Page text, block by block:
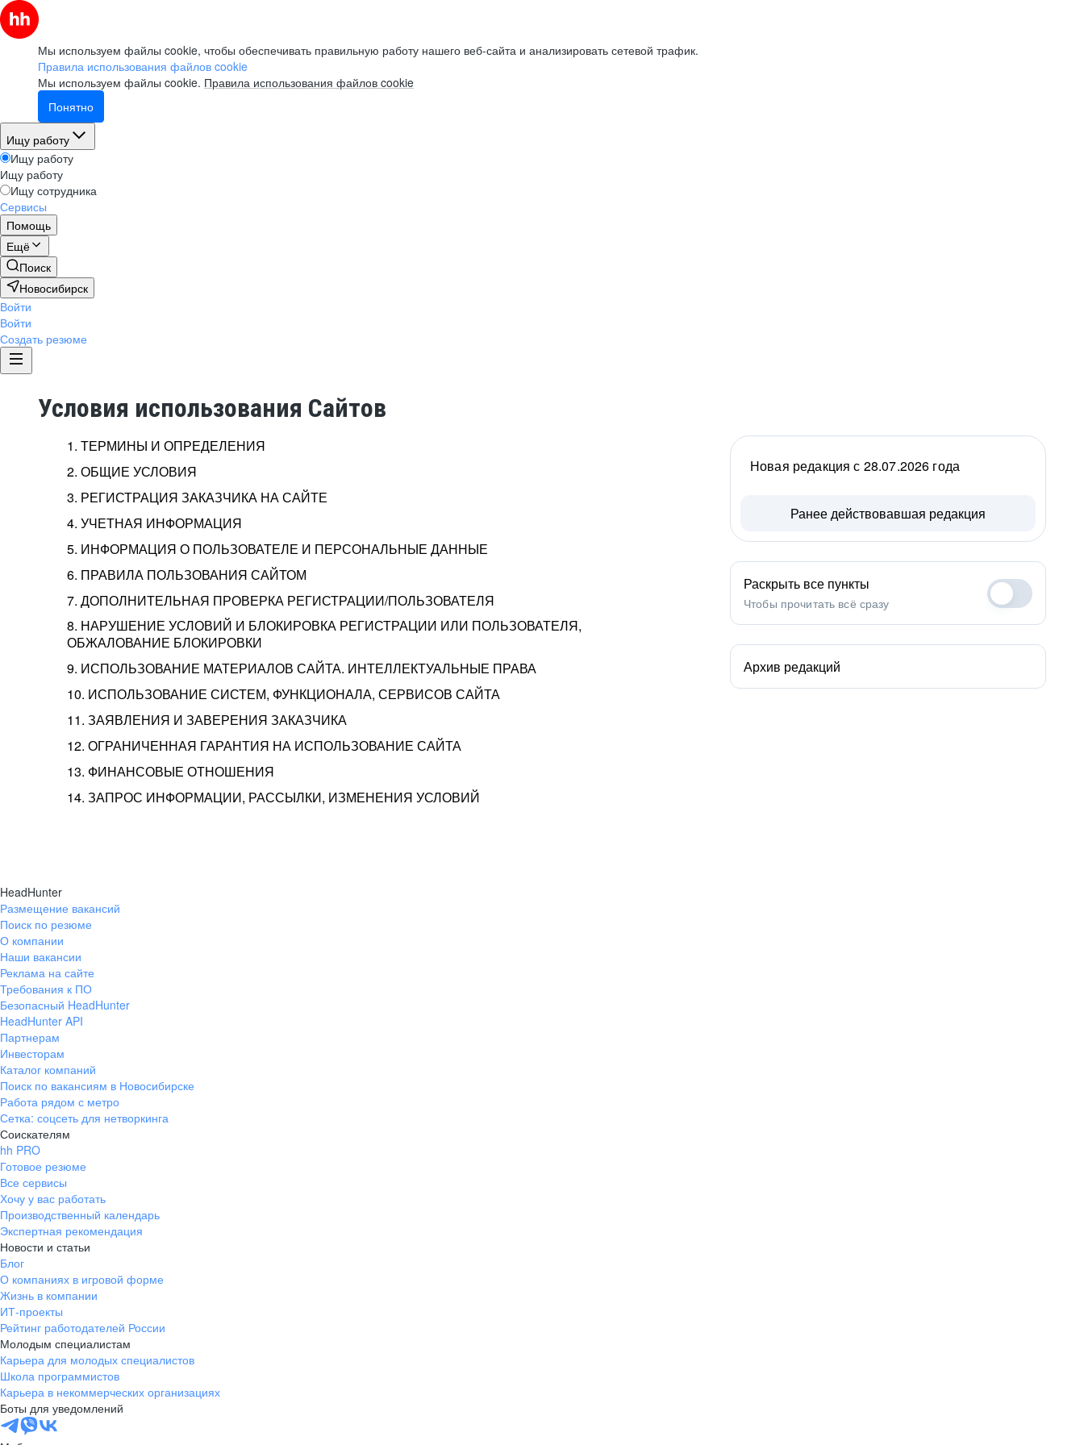
Мы используем файлы cookie, чтобы обеспечивать правильную работу нашего веб-сайта и анализировать сетевой трафик.
Правила использования файлов cookie
Мы используем файлы cookie. Правила использования файлов cookie
Понятно
Ищу работу
Ищу работу
Ищу работу
Ищу сотрудника
Сервисы
Помощь
Ещё
Поиск
Новосибирск
Войти
Войти
Создать резюме
Условия использования Сайтов
1. ТЕРМИНЫ И ОПРЕДЕЛЕНИЯ
2. ОБЩИЕ УСЛОВИЯ
3. РЕГИСТРАЦИЯ ЗАКАЗЧИКА НА САЙТЕ
4. УЧЕТНАЯ ИНФОРМАЦИЯ
5. ИНФОРМАЦИЯ О ПОЛЬЗОВАТЕЛЕ И ПЕРСОНАЛЬНЫЕ ДАННЫЕ
6. ПРАВИЛА ПОЛЬЗОВАНИЯ САЙТОМ
7. ДОПОЛНИТЕЛЬНАЯ ПРОВЕРКА РЕГИСТРАЦИИ/ПОЛЬЗОВАТЕЛЯ
8. НАРУШЕНИЕ УСЛОВИЙ И БЛОКИРОВКА РЕГИСТРАЦИИ ИЛИ ПОЛЬЗОВАТЕЛЯ,
ОБЖАЛОВАНИЕ БЛОКИРОВКИ
9. ИСПОЛЬЗОВАНИЕ МАТЕРИАЛОВ САЙТА. ИНТЕЛЛЕКТУАЛЬНЫЕ ПРАВА
10. ИСПОЛЬЗОВАНИЕ СИСТЕМ, ФУНКЦИОНАЛА, СЕРВИСОВ САЙТА
11. ЗАЯВЛЕНИЯ И ЗАВЕРЕНИЯ ЗАКАЗЧИКА
12. ОГРАНИЧЕННАЯ ГАРАНТИЯ НА ИСПОЛЬЗОВАНИЕ САЙТА
13. ФИНАНСОВЫЕ ОТНОШЕНИЯ
14. ЗАПРОС ИНФОРМАЦИИ, РАССЫЛКИ, ИЗМЕНЕНИЯ УСЛОВИЙ
Новая редакция с 28.07.2026 года
Ранее действовавшая редакция
Раскрыть все пункты
Чтобы прочитать всё сразу
Архив редакций
HeadHunter
Размещение вакансий
Поиск по резюме
О компании
Наши вакансии
Реклама на сайте
Требования к ПО
Безопасный HeadHunter
HeadHunter API
Партнерам
Инвесторам
Каталог компаний
Поиск по вакансиям в Новосибирске
Работа рядом с метро
Сетка: соцсеть для нетворкинга
Соискателям
hh PRO
Готовое резюме
Все сервисы
Хочу у вас работать
Производственный календарь
Экспертная рекомендация
Новости и статьи
Блог
О компаниях в игровой форме
Жизнь в компании
ИТ-проекты
Рейтинг работодателей России
Молодым специалистам
Карьера для молодых специалистов
Школа программистов
Карьера в некоммерческих организациях
Боты для уведомлений